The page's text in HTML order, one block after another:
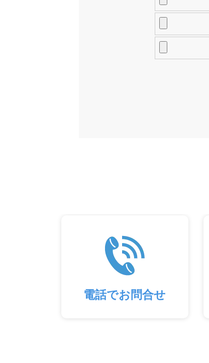
電話でお問合せ